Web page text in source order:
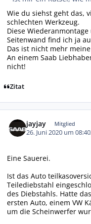
Wie du siehst geht das,
schlechten Werkzeug.
Diese
Seitenwand find ich ja
Das ist nicht mehr
An einem Saab
nicht!
Zitat
jayjay Mitglied
26. Juni 2020 um 08:40
Eine Sauerei.
Ist das Auto
Teilediebstahl
des Diebstahls. Hatte
ersten Auto, einem VW
um die Scheinwerfer